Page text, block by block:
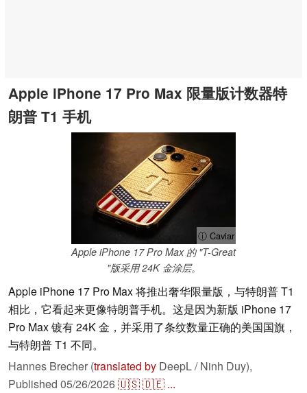
Apple iPhone 17 Pro Max 限量版计数器特
朗普 T1 手机
ⓘ Caviar
Apple iPhone 17 Pro Max 的 "T-Great
"版采用 24K 金涂层。
Apple iPhone 17 Pro Max 将推出奢华限量版，与特朗普 T1
相比，它看起来更像特朗普手机。这是因为新版 iPhone 17
Pro Max 镀有 24K 金，并采用了条纹数量正确的美国国旗，
与特朗普 T1 不同。
Hannes Brecher (translated by DeepL / Ninh Duy),
Published 05/26/2026🇺🇸🇩🇪 ...